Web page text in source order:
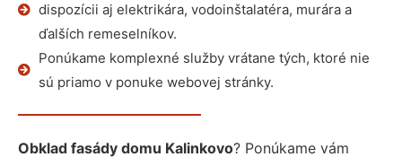
dispozícii aj elektrikára, vodoinštalatéra, murára a
ďalších remeselníkov.
Ponúkame komplexné služby vrátane tých, ktoré nie
sú priamo v ponuke webovej stránky.
Obklad fasády domu Kalinkovo? Ponúkame vám